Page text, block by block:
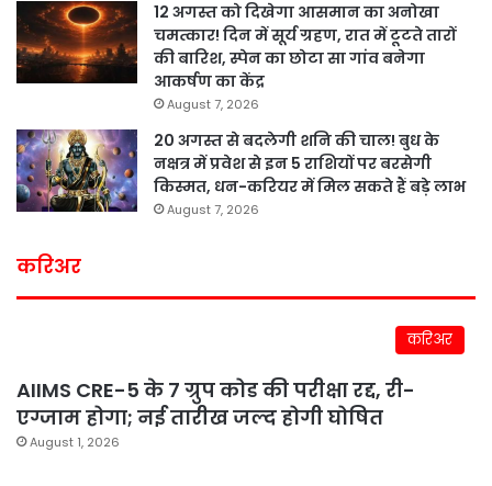
12 अगस्त को दिखेगा आसमान का अनोखा
चमत्कार! दिन में सूर्य ग्रहण, रात में टूटते तारों
की बारिश, स्पेन का छोटा सा गांव बनेगा
आकर्षण का केंद्र
August 7, 2026
20 अगस्त से बदलेगी शनि की चाल! बुध के
नक्षत्र में प्रवेश से इन 5 राशियों पर बरसेगी
किस्मत, धन-करियर में मिल सकते हैं बड़े लाभ
August 7, 2026
करिअर
करिअर
AIIMS CRE-5 के 7 ग्रुप कोड की परीक्षा रद्द, री-
एग्जाम होगा; नई तारीख जल्द होगी घोषित
August 1, 2026